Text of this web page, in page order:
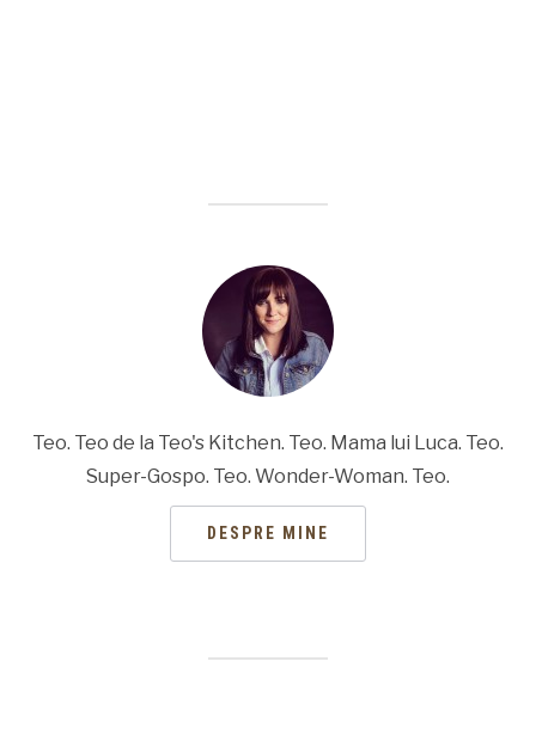
Teo. Teo de la Teo's Kitchen. Teo. Mama lui Luca. Teo.
Super-Gospo. Teo. Wonder-Woman. Teo.
DESPRE MINE